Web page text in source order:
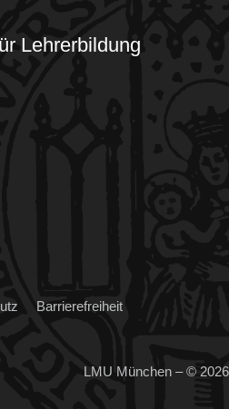
Lehrerbildung
Barrierefreiheit
LMU München – © 2026